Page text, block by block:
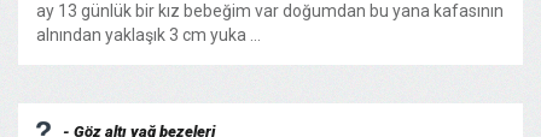
ay 13 günlük bir kız bebeğim var doğumdan bu yana kafasının
alnından yaklaşık 3 cm yuka ...
- Göz altı yağ bezeleri